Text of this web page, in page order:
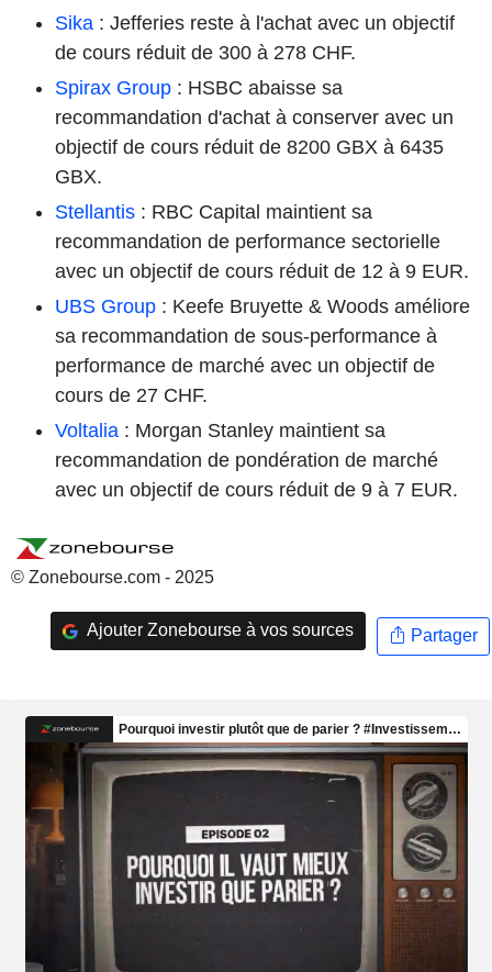
Sika : Jefferies reste à l'achat avec un objectif
de cours réduit de 300 à 278 CHF.
Spirax Group : HSBC abaisse sa
recommandation d'achat à conserver avec un
objectif de cours réduit de 8200 GBX à 6435
GBX.
Stellantis : RBC Capital maintient sa
recommandation de performance sectorielle
avec un objectif de cours réduit de 12 à 9 EUR.
UBS Group : Keefe Bruyette & Woods améliore
sa recommandation de sous-performance à
performance de marché avec un objectif de
cours de 27 CHF.
Voltalia : Morgan Stanley maintient sa
recommandation de pondération de marché
avec un objectif de cours réduit de 9 à 7 EUR.
© Zonebourse.com - 2025
Ajouter Zonebourse à vos sources Partager